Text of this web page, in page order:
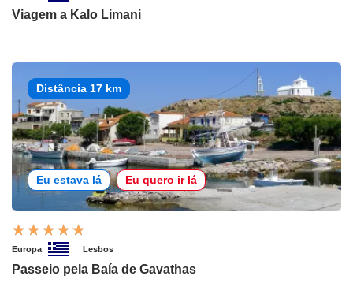
Viagem a Kalo Limani
Distância 17 km
Eu estava lá Eu quero ir lá
Europa Lesbos
Passeio pela Baía de Gavathas